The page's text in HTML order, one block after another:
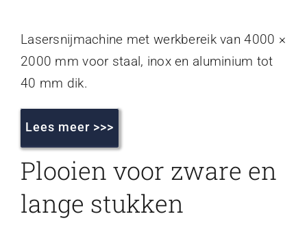
Lasersnijmachine met werkbereik van 4000 ×
2000 mm voor staal, inox en aluminium tot
40 mm dik.
Lees meer >>>
Plooien voor zware en
lange stukken